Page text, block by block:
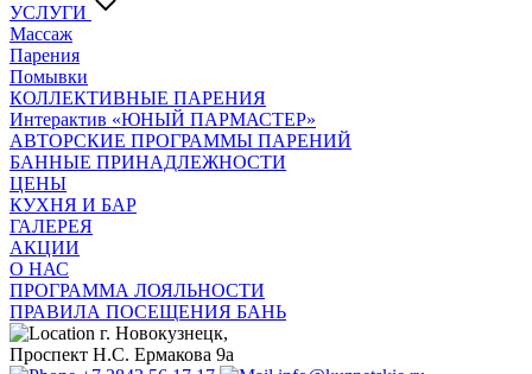
УСЛУГИ
Массаж
Парения
Помывки
КОЛЛЕКТИВНЫЕ ПАРЕНИЯ
Интерактив «ЮНЫЙ ПАРМАСТЕР»
АВТОРСКИЕ ПРОГРАММЫ ПАРЕНИЙ
БАННЫЕ ПРИНАДЛЕЖНОСТИ
ЦЕНЫ
КУХНЯ И БАР
ГАЛЕРЕЯ
АКЦИИ
О НАС
ПРОГРАММА ЛОЯЛЬНОСТИ
ПРАВИЛА ПОСЕЩЕНИЯ БАНЬ
г. Новокузнецк,
Проспект Н.С. Ермакова 9а